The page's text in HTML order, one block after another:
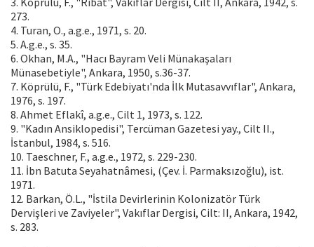
273.
4. Turan, O., a.g.e., 1971, s. 20.
5. A.g.e., s. 35.
6. Okhan, M.A., "Hacı Bayram Veli Münakaşaları
Münasebetiyle", Ankara, 1950, s.36-37.
7. Köprülü, F., "Türk Edebiyatı'nda İlk Mutasavvıflar", Ankara,
1976, s. 197.
8. Ahmet Eflakî, a.g.e., Cilt 1, 1973, s. 122.
9. "Kadın Ansiklopedisi", Tercüman Gazetesi yay., Cilt II.,
İstanbul, 1984, s. 516.
10. Taeschner, F., a.g.e., 1972, s. 229-230.
11. İbn Batuta Seyahatnâmesi, (Çev. İ. Parmaksızoğlu), ist.
1971.
12. Barkan, Ö.L., "İstila Devirlerinin Kolonizatör Türk
Dervişleri ve Zaviyeler", Vakıflar Dergisi, Cilt: II, Ankara, 1942,
s. 283.